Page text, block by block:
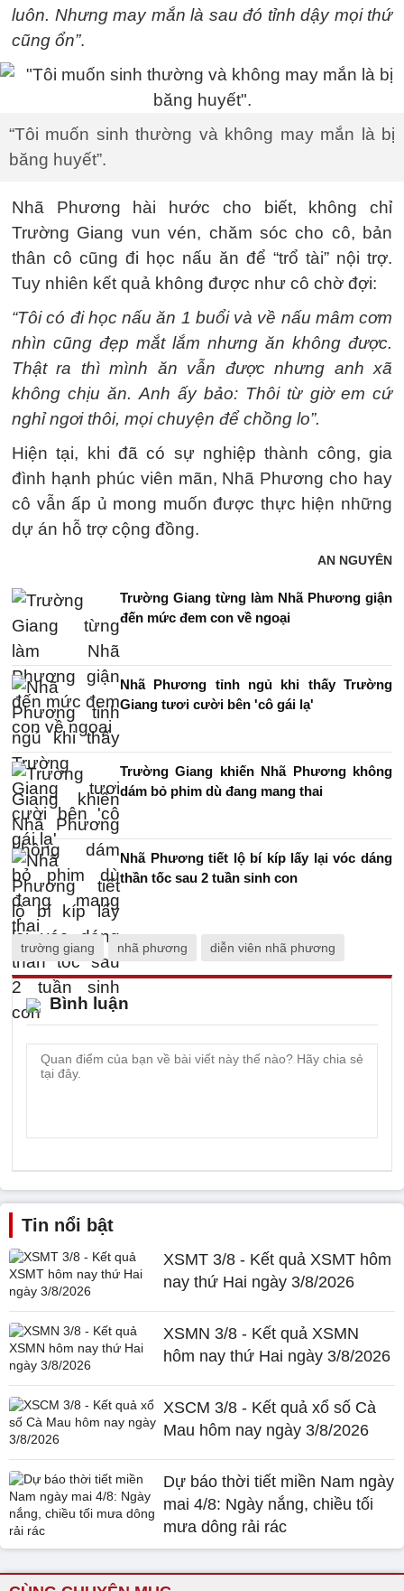
luôn. Nhưng may mắn là sau đó tỉnh dậy mọi thứ
cũng ổn”.
“Tôi muốn sinh thường và không may mắn là bị
băng huyết”.
Nhã Phương hài hước cho biết, không chỉ
Trường Giang vun vén, chăm sóc cho cô, bản
thân cô cũng đi học nấu ăn để “trổ tài” nội trợ.
Tuy nhiên kết quả không được như cô chờ đợi:
“Tôi có đi học nấu ăn 1 buổi và về nấu mâm cơm
nhìn cũng đẹp mắt lắm nhưng ăn không được.
Thật ra thì mình ăn vẫn được nhưng anh xã
không chịu ăn. Anh ấy bảo: Thôi từ giờ em cứ
nghỉ ngơi thôi, mọi chuyện để chồng lo”.
Hiện tại, khi đã có sự nghiệp thành công, gia
đình hạnh phúc viên mãn, Nhã Phương cho hay
cô vẫn ấp ủ mong muốn được thực hiện những
dự án hỗ trợ cộng đồng.
AN NGUYÊN
Trường Giang từng làm Nhã Phương giận
đến mức đem con về ngoại
Nhã Phương tỉnh ngủ khi thấy Trường
Giang tươi cười bên 'cô gái lạ'
Trường Giang khiến Nhã Phương không
dám bỏ phim dù đang mang thai
Nhã Phương tiết lộ bí kíp lấy lại vóc dáng
thần tốc sau 2 tuần sinh con
trường giang nhã phương diễn viên nhã phương
Bình luận
Tin nổi bật
XSMT 3/8 - Kết quả XSMT hôm
nay thứ Hai ngày 3/8/2026
XSMN 3/8 - Kết quả XSMN
hôm nay thứ Hai ngày 3/8/2026
XSCM 3/8 - Kết quả xổ số Cà
Mau hôm nay ngày 3/8/2026
Dự báo thời tiết miền Nam ngày
mai 4/8: Ngày nắng, chiều tối
mưa dông rải rác